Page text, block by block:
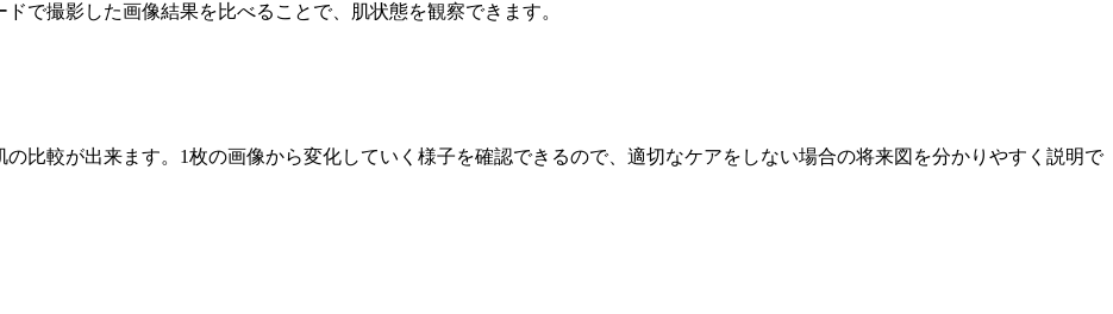
で撮影した画像結果を比べることで、肌状態を観察できます。
比較が出来ます。1枚の画像から変化していく様子を確認できるので、適切なケアをしない場合の将来図を分かりやすく説明で